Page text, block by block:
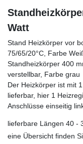
Watt
Stand Heizkörper vor
75/65/20°C, Farbe
Standheizkörper 400
verstellbar, Farbe grau
Der Heizkörper ist mit
lieferbar, hier 1
Anschlüsse einseitig
lieferbare Längen 40 -
eine Übersicht finden